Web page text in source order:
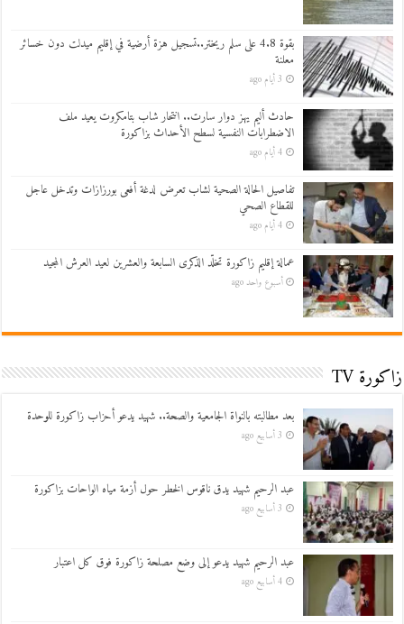
بقوة 4.8 على سلم ريختر..تسجيل هزة أرضية في إقليم ميدلت دون خسائر
معلنة
3 أيام ago
حادث أليم يهز دوار سارت.. انتحار شاب بتامكروت يعيد ملف
الاضطرابات النفسية لسطح الأحداث بزاكورة
4 أيام ago
تفاصيل الحالة الصحية لشاب تعرض لدغة أفعى بورزازات وتدخل عاجل
للقطاع الصحي
4 أيام ago
عمالة إقليم زاكورة تخلّد الذكرى السابعة والعشرين لعيد العرش المجيد
أسبوع واحد ago
زاكورة TV
بعد مطالبته بالنواة الجامعية والصحة.. شهيد يدعو أحزاب زاكورة للوحدة
3 أسابيع ago
عبد الرحيم شهيد يدق ناقوس الخطر حول أزمة مياه الواحات بزاكورة
3 أسابيع ago
عبد الرحيم شهيد يدعو إلى وضع مصلحة زاكورة فوق كل اعتبار
4 أسابيع ago